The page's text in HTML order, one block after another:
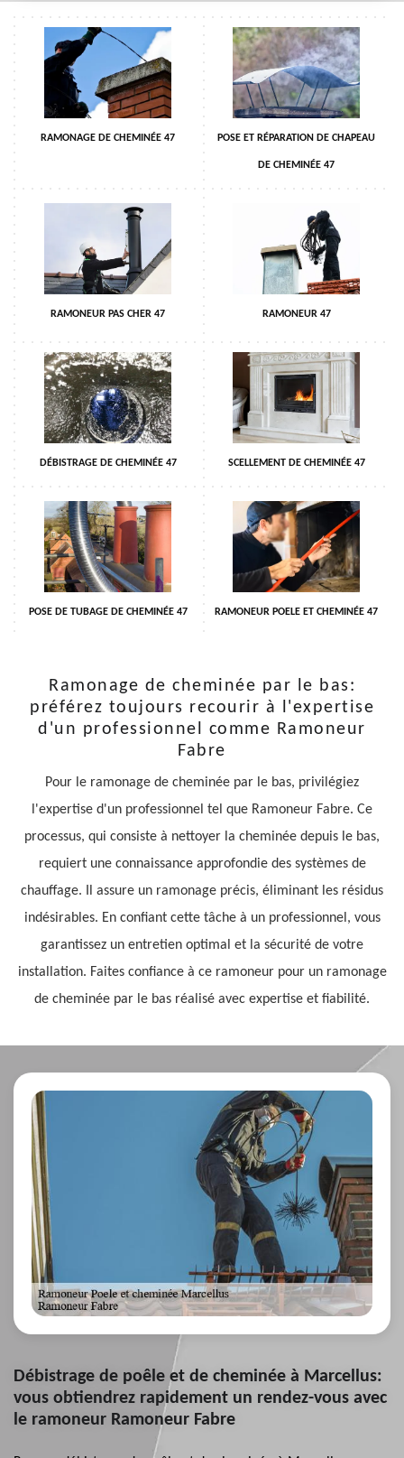
RAMONAGE DE CHEMINÉE 47 POSE ET RÉPARATION DE CHAPEAU
DE CHEMINÉE 47
RAMONEUR PAS CHER 47 RAMONEUR 47
DÉBISTRAGE DE CHEMINÉE 47 SCELLEMENT DE CHEMINÉE 47
POSE DE TUBAGE DE CHEMINÉE 47 RAMONEUR POELE ET CHEMINÉE 47
Ramonage de cheminée par le bas:
préférez toujours recourir à l'expertise
d'un professionnel comme Ramoneur
Fabre
Pour le ramonage de cheminée par le bas, privilégiez
l'expertise d'un professionnel tel que Ramoneur Fabre. Ce
processus, qui consiste à nettoyer la cheminée depuis le bas,
requiert une connaissance approfondie des systèmes de
chauffage. Il assure un ramonage précis, éliminant les résidus
indésirables. En confiant cette tâche à un professionnel, vous
garantissez un entretien optimal et la sécurité de votre
installation. Faites confiance à ce ramoneur pour un ramonage
de cheminée par le bas réalisé avec expertise et fiabilité.
Débistrage de poêle et de cheminée à Marcellus:
vous obtiendrez rapidement un rendez-vous avec
le ramoneur Ramoneur Fabre